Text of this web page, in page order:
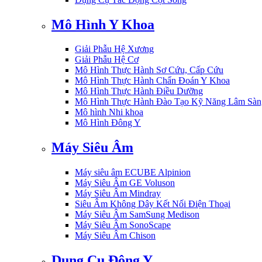
Mô Hình Y Khoa
Giải Phẫu Hệ Xương
Giải Phẫu Hệ Cơ
Mô Hình Thực Hành Sơ Cứu, Cấp Cứu
Mô Hình Thực Hành Chẩn Đoán Y Khoa
Mô Hình Thực Hành Điều Dưỡng
Mô Hình Thực Hành Đào Tạo Kỹ Năng Lâm
Mô hình Nhi khoa
Mô Hình Đông Y
Máy Siêu Âm
Máy siêu âm ECUBE Alpinion
Máy Siêu Âm GE Voluson
Máy Siêu Âm Mindray
Siêu Âm Không Dây Kết Nối Điện Thoại
Máy Siêu Âm SamSung Medison
Máy Siêu Âm SonoScape
Máy Siêu Âm Chison